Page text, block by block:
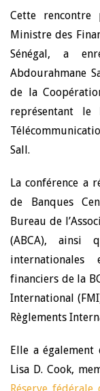
Cette rencontre
Ministre des
Sénégal, a
Abdourahmane
de la
représentant le
Sall.
La conférence a
de Banques
Bureau de
(ABCA), ainsi
financiers de la
International
Règlements
Elle a
Lisa D. Cook,